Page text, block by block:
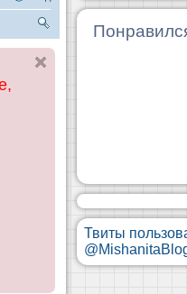
ск
Твиты